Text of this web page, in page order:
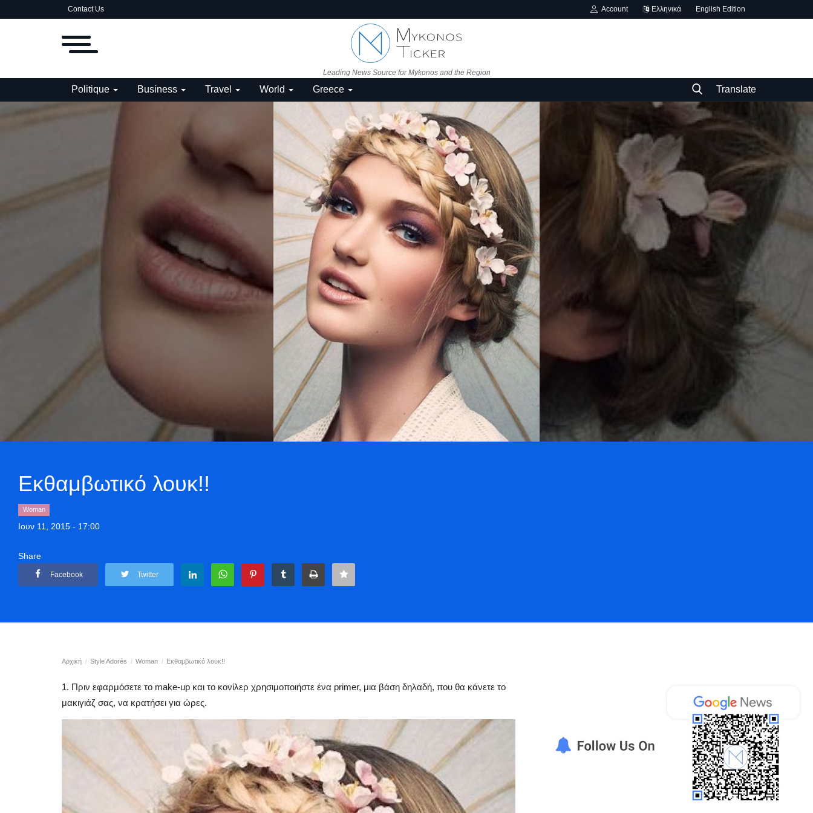
Contact Us Account Ελληνικά English Edition
Leading News Source for Mykonos and the Region
Politique Business Travel World Greece Translate
Εκθαμβωτικό λουκ!!
Woman
Ιουν 11, 2015 - 17:00
Share
Facebook Twitter
Αρχική Style Adorés Woman Εκθαμβωτικό λουκ!!
1. Πριν εφαρμόσετε το make-up και το κονίλερ χρησιμοποιήστε ένα primer, μια βάση δηλαδή, που θα κάνετε το
μακιγιάζ σας, να κρατήσει για ώρες.